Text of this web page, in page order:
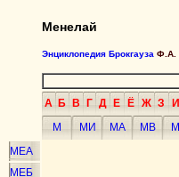
Менелай
Энциклопедия Брокгауза Ф.А.
А Б В Г Д Е Ё Ж З И
М
МИ МА МВ
МЕА
МЕБ